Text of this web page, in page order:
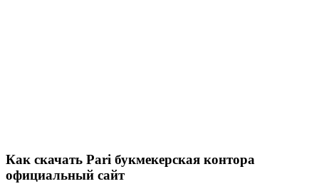
Как скачать Pari букмекерская контора
официальный сайт